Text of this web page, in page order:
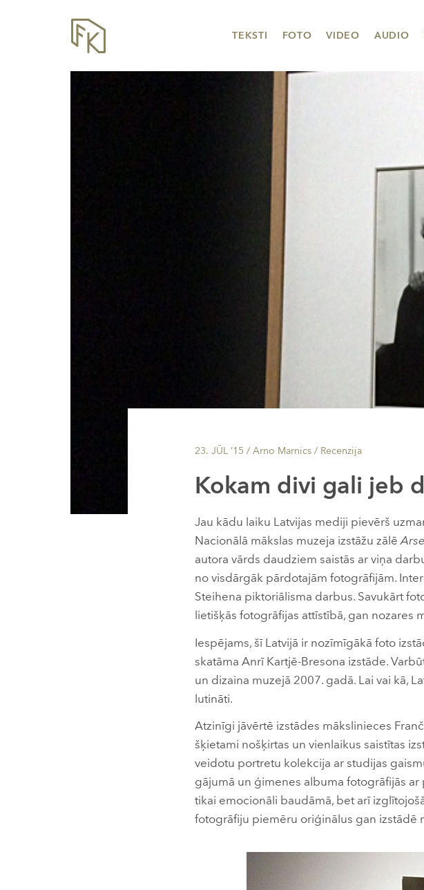
TEKSTI FOTO VIDEO AUDIO
23. JŪL ’15 / Arno Marnics / Recenzija
Kokam divi gali jeb
Jau kādu laiku Latvijas mediji pievērš
Nacionālā mākslas muzeja izstāžu zālē
autora vārds daudziem saistās ar viņa
no visdārgāk pārdotajām fotogrāfijām.
Steihena piktoriālisma darbus. Savukārt
lietišķās fotogrāfijas attīstībā, gan nozares
Iespējams, šī Latvijā ir nozīmīgākā foto
skatāma Anrī Kartjē-Bresona izstāde.
un dizaina muzejā 2007. gadā. Lai vai kā,
lutināti.
Atzinīgi jāvērtē izstādes mākslinieces
šķietami nošķirtas un vienlaikus saistītas
veidotu portretu kolekcija ar studijas
gājumā un ģimenes albuma fotogrāfijās
tikai emocionāli baudāmā, bet arī
fotogrāfiju piemēru oriģinālus gan izstādē